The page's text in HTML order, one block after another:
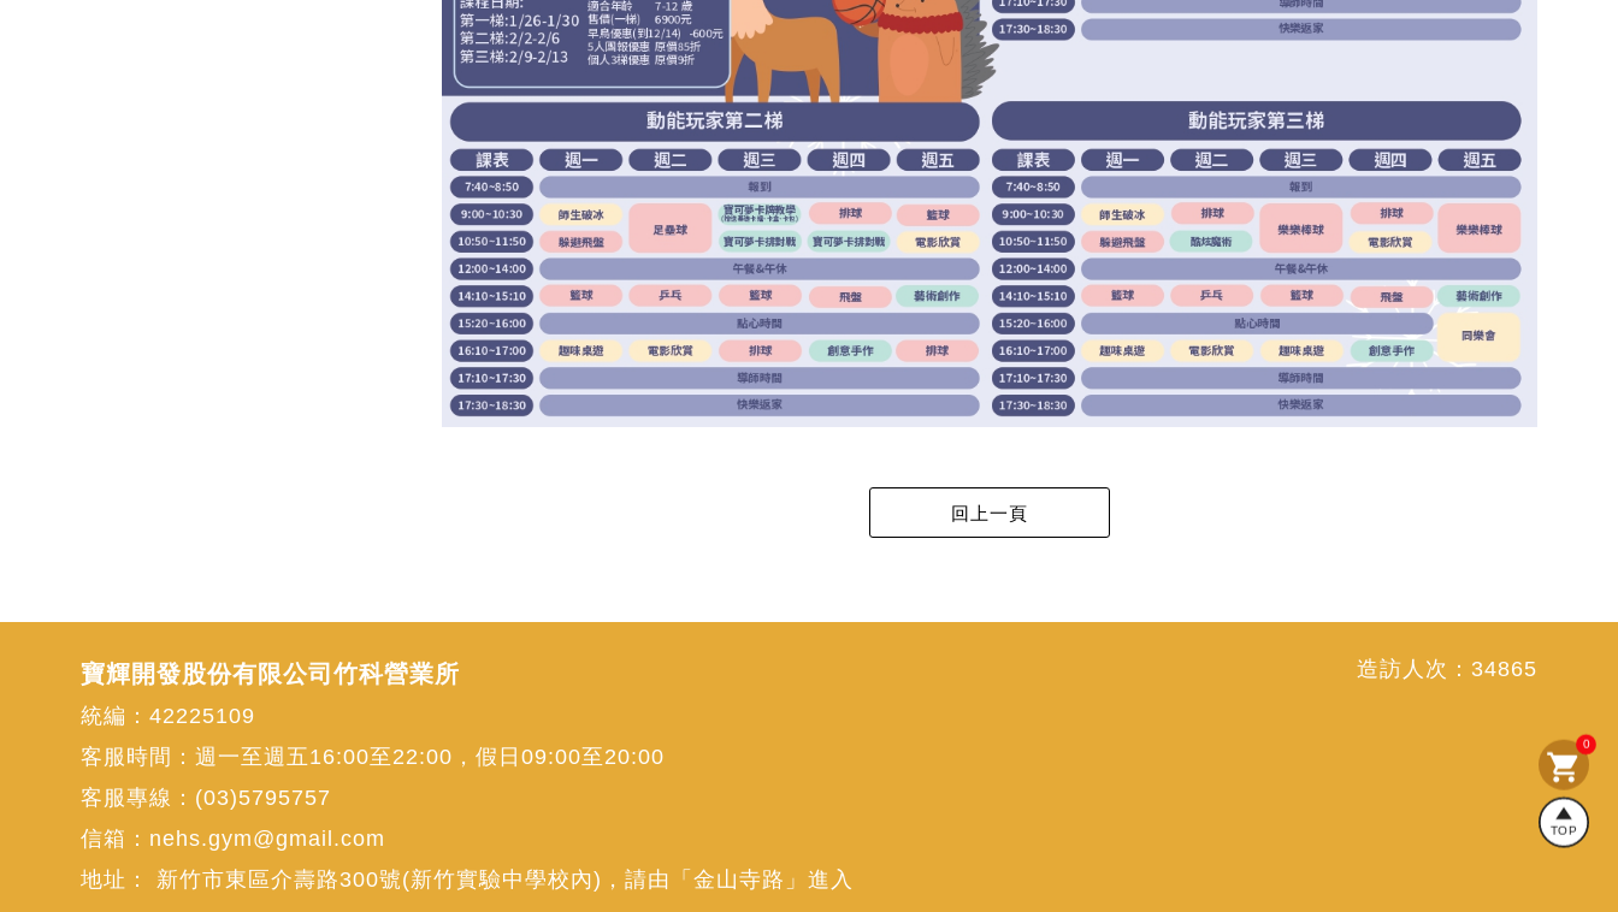
shopping_cart
0
TOP
寶輝開發股份有限公司竹科營業所
統編：42225109
客服時間：週一至週五16:00至22:00，假日09:00至20:00
客服專線： (03)5795757
信箱： nehs.gym@gmail.com
地址： 新竹市東區介壽路300號(新竹實驗中學校內)，請由「金山寺路」進入
造訪人次： 34865